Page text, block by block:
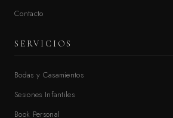
Contacto
SERVICIOS
Bodas y Casamientos
Sesiones Infantiles
Book Personal